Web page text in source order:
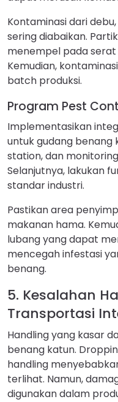
Kontaminasi dari
sering diabaikan.
menempel pada serat
Kemudian,
batch produksi.
Program Pest
Implementasikan
untuk gudang benang
station, dan
Selanjutnya, lakukan
standar industri.
Pastikan area
makanan hama.
lubang yang dapat
mencegah infestasi
benang.
5. Kesalahan
Transportasi
Handling yang kasar
benang katun.
handling
terlihat. Namun,
digunakan dalam